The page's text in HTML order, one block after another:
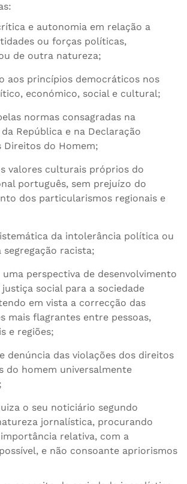
e autonomia em relação a
ou forças políticas,
de outra natureza;
aos princípios democráticos nos
económico, social e cultural;
normas consagradas na
República e na Declaração
Direitos do Homem;
valores culturais próprios do
português, sem prejuízo do
dos particularismos regionais e
da intolerância política ou
segregação racista;
perspectiva de desenvolvimento
social para a sociedade
em vista a correcção das
mais flagrantes entre pessoas,
e regiões;
denúncia das violações dos direitos
do homem universalmente
o seu noticiário segundo
jornalística, procurando
relativa, com a
e não consoante apriorismos